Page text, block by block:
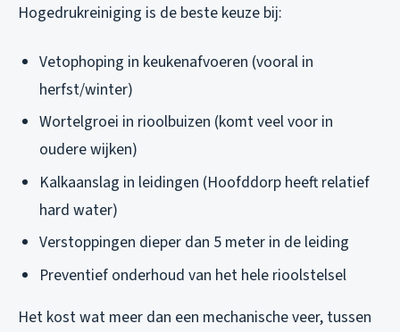
Hogedrukreiniging is de beste keuze bij:
Vetophoping in keukenafvoeren (vooral in
herfst/winter)
Wortelgroei in rioolbuizen (komt veel voor in
oudere wijken)
Kalkaanslag in leidingen (Hoofddorp heeft relatief
hard water)
Verstoppingen dieper dan 5 meter in de leiding
Preventief onderhoud van het hele rioolstelsel
Het kost wat meer dan een mechanische veer, tussen